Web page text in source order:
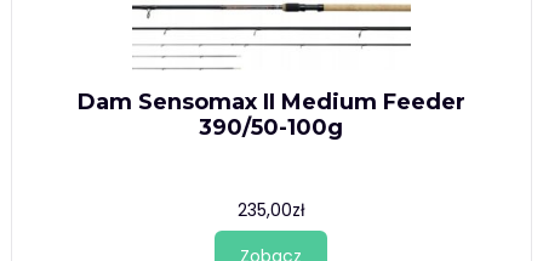
Dam Sensomax II Medium Feeder
390/50-100g
235,00zł
Zobacz